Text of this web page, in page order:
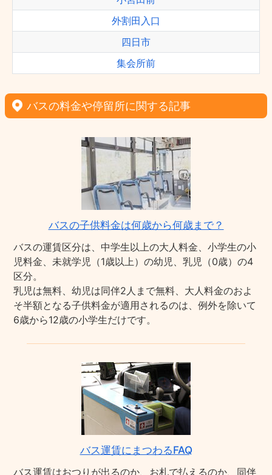
外割田入口
四日市
集会所前
バスの料金や停留所に関する記事
バスの子供料金は何歳から何歳まで？
バスの運賃区分は、中学生以上の大人料金、小学生の小
児料金、未就学児（1歳以上）の幼児、乳児（0歳）の4
区分。
乳児は無料、幼児は同伴2人まで無料、大人料金のおよ
そ半額となる子供料金が適用されるのは、例外を除いて
6歳から12歳の小学生だけです。
バス運賃にまつわるFAQ
バス運賃はおつりが出るのか、お札で払えるのか、同伴